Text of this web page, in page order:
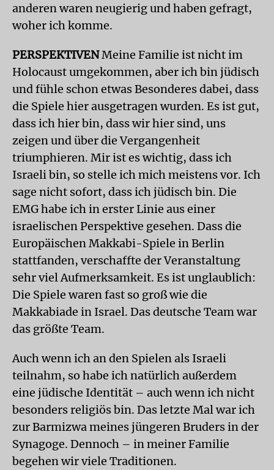
anderen waren neugierig und haben gefragt,
woher ich komme.
PERSPEKTIVENMeine Familie ist nicht im
Holocaust umgekommen, aber ich bin jüdisch
und fühle schon etwas Besonderes dabei, dass
die Spiele hier ausgetragen wurden. Es ist gut,
dass ich hier bin, dass wir hier sind, uns
zeigen und über die Vergangenheit
triumphieren. Mir ist es wichtig, dass ich
Israeli bin, so stelle ich mich meistens vor. Ich
sage nicht sofort, dass ich jüdisch bin. Die
EMG habe ich in erster Linie aus einer
israelischen Perspektive gesehen. Dass die
Europäischen Makkabi-Spiele in Berlin
stattfanden, verschaffte der Veranstaltung
sehr viel Aufmerksamkeit. Es ist unglaublich:
Die Spiele waren fast so groß wie die
Makkabiade in Israel. Das deutsche Team war
das größte Team.
Auch wenn ich an den Spielen als Israeli
teilnahm, so habe ich natürlich außerdem
eine jüdische Identität – auch wenn ich nicht
besonders religiös bin. Das letzte Mal war ich
zur Barmizwa meines jüngeren Bruders in der
Synagoge. Dennoch – in meiner Familie
begehen wir viele Traditionen.